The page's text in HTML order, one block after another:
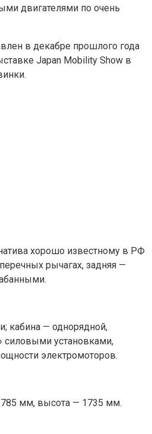
двигателями по очень
в декабре прошлого года
Japan Mobility Show в
хорошо известному в РФ
рычагах, задняя —
кабина — однорядной,
силовыми установками,
электромоторов.
мм, высота — 1735 мм.